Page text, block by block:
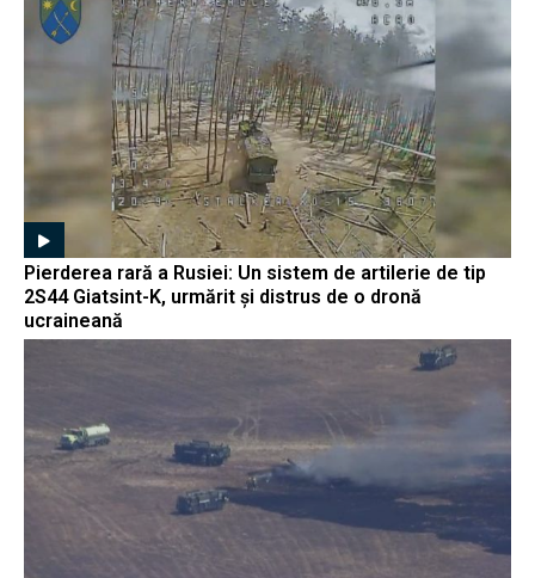
Pierderea rară a Rusiei: Un sistem de artilerie de tip
2S44 Giatsint-K, urmărit și distrus de o dronă
ucraineană